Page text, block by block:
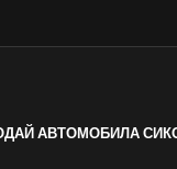
АВТОМОБИЛА СИ